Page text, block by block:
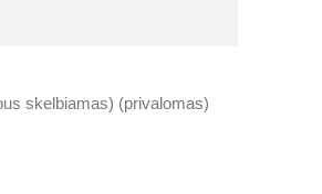
skelbiamas) (privalomas)